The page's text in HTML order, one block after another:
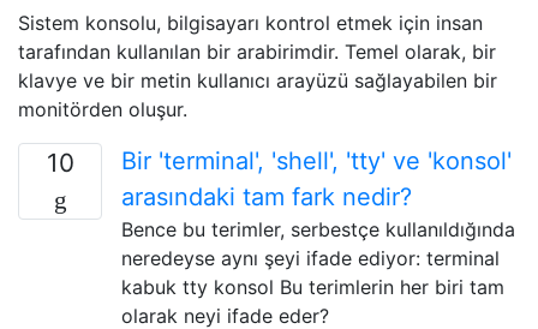
Sistem konsolu, bilgisayarı kontrol etmek için insan
tarafından kullanılan bir arabirimdir. Temel olarak, bir
klavye ve bir metin kullanıcı arayüzü sağlayabilen bir
monitörden oluşur.
10
Bir 'terminal', 'shell', 'tty' ve 'konsol'
arasındaki tam fark nedir?
Bence bu terimler, serbestçe kullanıldığında
neredeyse aynı şeyi ifade ediyor: terminal
kabuk tty konsol Bu terimlerin her biri tam
olarak neyi ifade eder?